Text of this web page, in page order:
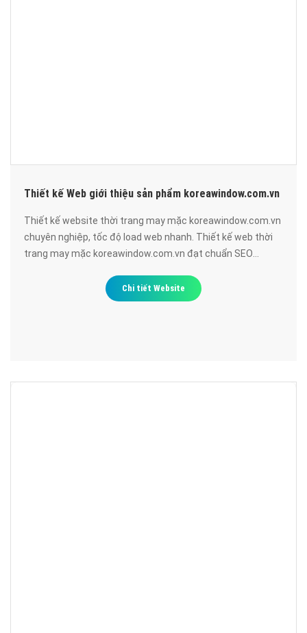
Thiết kế Web giới thiệu sản phẩm koreawindow.com.vn
Thiết kế website thời trang may mặc koreawindow.com.vn
chuyên nghiệp, tốc độ load web nhanh. Thiết kế web thời
trang may mặc koreawindow.com.vn đạt chuẩn SEO
Chi tiết Website